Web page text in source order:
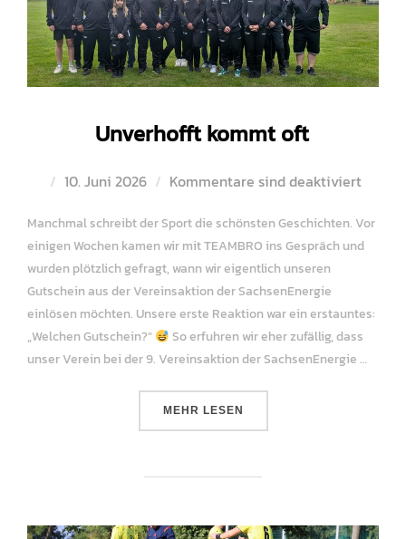
Unverhofft kommt oft
Veröffentlicht
10. Juni 2026 Kommentare sind deaktiviert
Manchmal schreibt der Sport die schönsten Geschichten. Vor
einigen Wochen kamen wir mit TEAMBRO ins Gespräch und
wurden plötzlich gefragt, wann wir eigentlich unseren
Gutschein aus der Vereinsaktion der SachsenEnergie
einlösen möchten. Unsere erste Reaktion war ein erstauntes:
„Welchen Gutschein?“
So erfuhren wir eher zufällig, dass
unser Verein bei der 9. Vereinsaktion der SachsenEnergie …
MEHR ÜBER „UNVERHOFFT KOMMT
LESEN